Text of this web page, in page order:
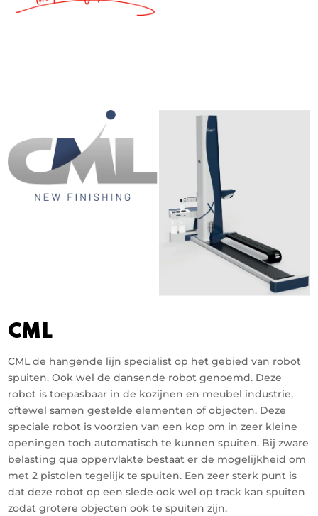
CML
CML de hangende lijn specialist op het gebied van robot
spuiten. Ook wel de dansende robot genoemd. Deze
robot is toepasbaar in de kozijnen en meubel industrie,
oftewel samen gestelde elementen of objecten. Deze
speciale robot is voorzien van een kop om in zeer kleine
openingen toch automatisch te kunnen spuiten. Bij zware
belasting qua oppervlakte bestaat er de mogelijkheid om
met 2 pistolen tegelijk te spuiten. Een zeer sterk punt is
dat deze robot op een slede ook wel op track kan spuiten
zodat grotere objecten ook te spuiten zijn.